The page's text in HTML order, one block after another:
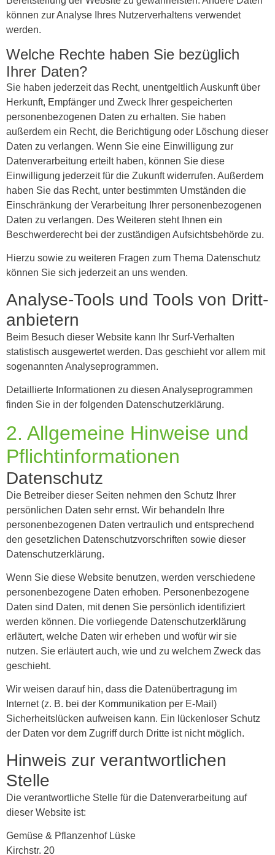
können zur Analyse Ihres Nutzerverhaltens verwendet
werden.
Welche Rechte haben Sie bezüglich
Ihrer Daten?
Sie haben jederzeit das Recht, unentgeltlich Auskunft über
Herkunft, Empfänger und Zweck Ihrer gespeicherten
personenbezogenen Daten zu erhalten. Sie haben
außerdem ein Recht, die Berichtigung oder Löschung dieser
Daten zu verlangen. Wenn Sie eine Einwilligung zur
Datenverarbeitung erteilt haben, können Sie diese
Einwilligung jederzeit für die Zukunft widerrufen. Außerdem
haben Sie das Recht, unter bestimmten Umständen die
Einschränkung der Verarbeitung Ihrer personenbezogenen
Daten zu verlangen. Des Weiteren steht Ihnen ein
Beschwerderecht bei der zuständigen Aufsichtsbehörde zu.
Hierzu sowie zu weiteren Fragen zum Thema Datenschutz
können Sie sich jederzeit an uns wenden.
Analyse-Tools und Tools von Dritt­
anbietern
Beim Besuch dieser Website kann Ihr Surf-Verhalten
statistisch ausgewertet werden. Das geschieht vor allem mit
sogenannten Analyseprogrammen.
Detaillierte Informationen zu diesen Analyseprogrammen
finden Sie in der folgenden Datenschutzerklärung.
2. Allgemeine Hinweise und
Pflicht­informationen
Datenschutz
Die Betreiber dieser Seiten nehmen den Schutz Ihrer
persönlichen Daten sehr ernst. Wir behandeln Ihre
personenbezogenen Daten vertraulich und entsprechend
den gesetzlichen Datenschutzvorschriften sowie dieser
Datenschutzerklärung.
Wenn Sie diese Website benutzen, werden verschiedene
personenbezogene Daten erhoben. Personenbezogene
Daten sind Daten, mit denen Sie persönlich identifiziert
werden können. Die vorliegende Datenschutzerklärung
erläutert, welche Daten wir erheben und wofür wir sie
nutzen. Sie erläutert auch, wie und zu welchem Zweck das
geschieht.
Wir weisen darauf hin, dass die Datenübertragung im
Internet (z. B. bei der Kommunikation per E-Mail)
Sicherheitslücken aufweisen kann. Ein lückenloser Schutz
der Daten vor dem Zugriff durch Dritte ist nicht möglich.
Hinweis zur verantwortlichen
Stelle
Die verantwortliche Stelle für die Datenverarbeitung auf
dieser Website ist:
Gemüse & Pflanzenhof Lüske
Kirchstr. 20